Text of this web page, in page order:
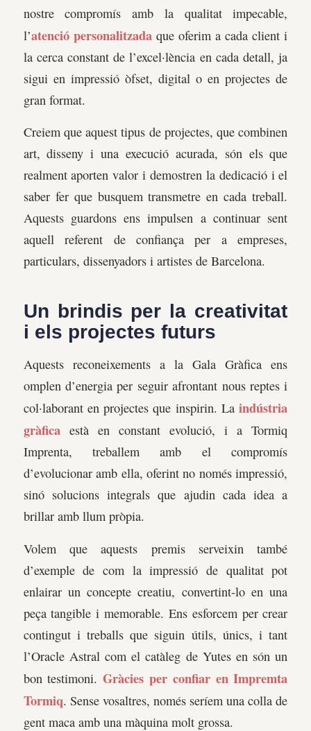
nostre compromís amb la qualitat impecable,
l’atenció personalitzadaque oferim a cada client i
la cerca constant de l’excel·lència en cada detall, ja
sigui en impressió òfset, digital o en projectes de
gran format.
Creiem que aquest tipus de projectes, que combinen
art, disseny i una execució acurada, són els que
realment aporten valor i demostren la dedicació i el
saber fer que busquem transmetre en cada treball.
Aquests guardons ens impulsen a continuar sent
aquell referent de confiança per a empreses,
particulars, dissenyadors i artistes de Barcelona.
Un brindis per la creativitat
i els projectes futurs
Aquests reconeixements a la Gala Gràfica ens
omplen d’energia per seguir afrontant nous reptes i
col·laborant en projectes que inspirin. La indústria
gràficaestà en constant evolució, i a Tormiq
Imprenta, treballem amb el compromís
d’evolucionar amb ella, oferint no només impressió,
sinó solucions integrals que ajudin cada idea a
brillar amb llum pròpia.
Volem que aquests premis serveixin també
d’exemple de com la impressió de qualitat pot
enlairar un concepte creatiu, convertint-lo en una
peça tangible i memorable. Ens esforcem per crear
contingut i treballs que siguin útils, únics, i tant
l’Oracle Astral com el catàleg de Yutes en són un
bon testimoni. Gràcies per confiar en Impremta
Tormiq. Sense vosaltres, només seríem una colla de
gent maca amb una màquina molt grossa.